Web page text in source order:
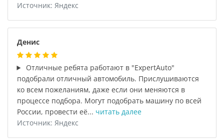
Источник: Яндекс
Денис
Отличные ребята работают в "ExpertAuto"
подобрали отличный автомобиль. Прислушиваются
ко всем пожеланиям, даже если они меняются в
процессе подбора. Могут подобрать машину по всей
России, провести её... читать далее
Источник: Яндекс